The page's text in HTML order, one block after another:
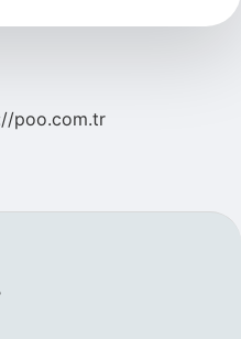
poo.com.tr